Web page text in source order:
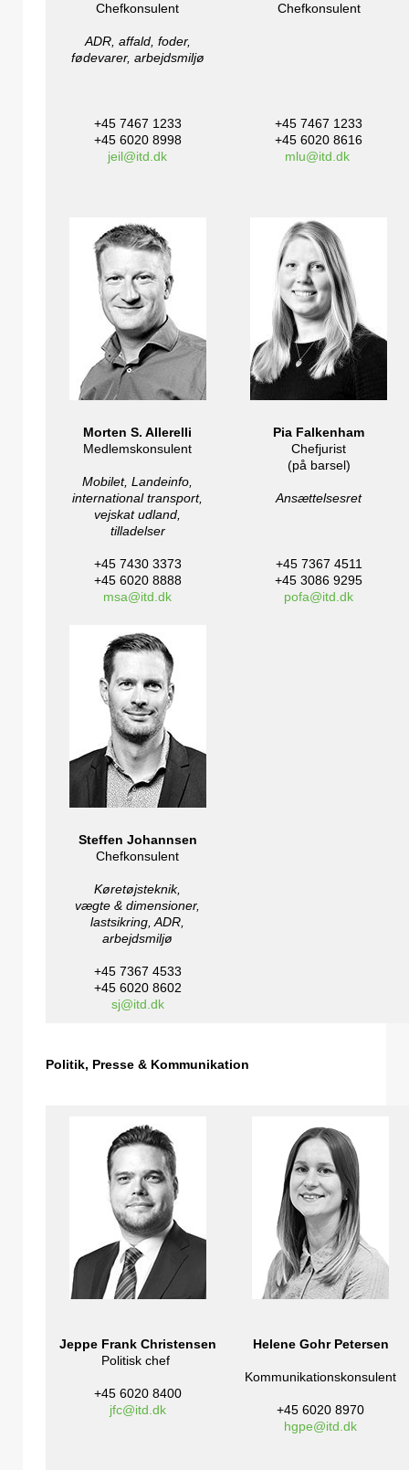
Chefkonsulent
ADR, affald, foder,
fødevarer, arbejdsmiljø
+45 7467 1233
+45 6020 8998
jeil@itd.dk
Chefkonsulent
+45 7467 1233
+45 6020 8616
mlu@itd.dk
Morten S. Allerelli
Medlemskonsulent
Mobilet, Landeinfo,
international transport,
vejskat udland,
tilladelser
+45 7430 3373
+45 6020 8888
msa@itd.dk
Pia Falkenham
Chefjurist
(på barsel)
Ansættelsesret
+45 7367 4511
+45 3086 9295
pofa@itd.dk
Steffen Johannsen
Chefkonsulent
Køretøjsteknik,
vægte & dimensioner,
lastsikring, ADR,
arbejdsmiljø
+45 7367 4533
+45 6020 8602
sj@itd.dk
Politik, Presse & Kommunikation
Jeppe Frank Christensen
Politisk chef
+45 6020 8400
jfc@itd.dk
Helene Gohr Petersen
Kommunikationskonsulent
+45 6020 8970
hgpe@itd.dk